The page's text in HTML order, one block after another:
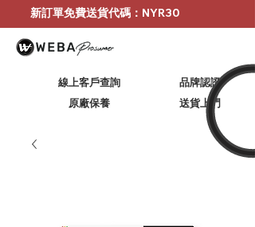
新訂單免費送貨代碼：NYR30
線上客戶查詢
原廠保養
品牌認證
​送貨上門